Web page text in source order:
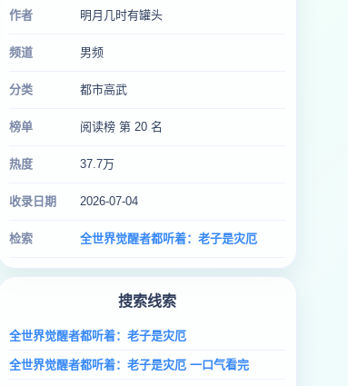
作者 明月几时有罐头
频道 男频
分类 都市高武
榜单 阅读榜 第 20 名
热度 37.7万
收录日期 2026-07-04
检索 全世界觉醒者都听着：老子是灾厄
搜索线索
全世界觉醒者都听着：老子是灾厄
全世界觉醒者都听着：老子是灾厄 一口气看完